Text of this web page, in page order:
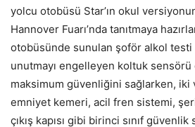
yolcu otobüsü Star’ın okul
Hannover Fuarı’nda tanıtmaya
otobüsünde sunulan şoför alkol testi
unutmayı engelleyen koltuk
maksimum güvenliğini sağlarken,
emniyet kemeri, acil fren sistemi,
çıkış kapısı gibi birinci sınıf